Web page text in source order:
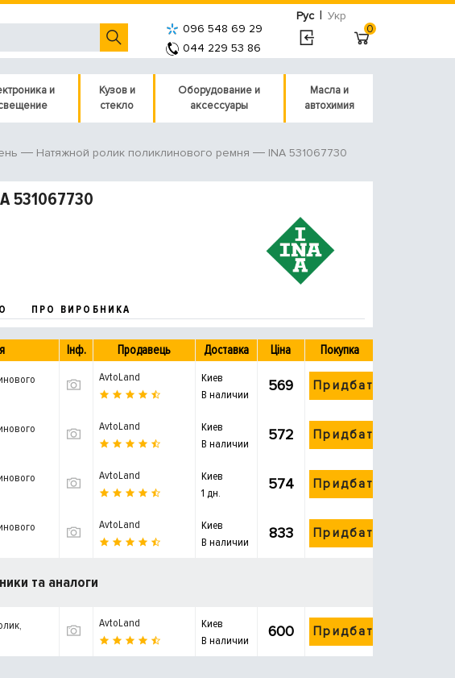
Рус | Укр
096 548 69 29
044 229 53 86
0
и
Кузов и
стекло
Оборудование и
аксессуары
Масла и
автохимия
Натяжной ролик поликлинового ремня INA 531067730
531067730
ПРО ВИРОБНИКА
Інф. Продавець Доставка Ціна Покупка
AvtoLand
Киев
В наличии
569 Придбати
AvtoLand
Киев
В наличии
572 Придбати
AvtoLand
Киев
1 дн.
574 Придбати
AvtoLand
Киев
В наличии
833 Придбати
та аналоги
AvtoLand
Киев
В наличии
600 Придбати